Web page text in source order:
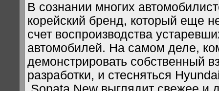
В сознании многих
корейский бренд, который еще
счет воспроизводства
автомобилей. На самом деле,
демонстрировать собственный
разработки, и стесняться